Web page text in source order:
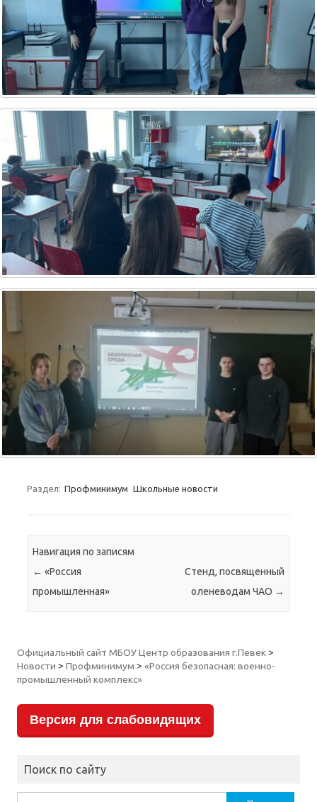
Раздел: Профминимум Школьные новости
Навигация по записям
← «Россия
промышленная»
Стенд, посвященный
оленеводам ЧАО →
Официальный сайт МБОУ Центр образования г.Певек>
Новости > Профминимум > «Россия безопасная: военно-
промышленный комплекс»
Версия для слабовидящих
Поиск по сайту